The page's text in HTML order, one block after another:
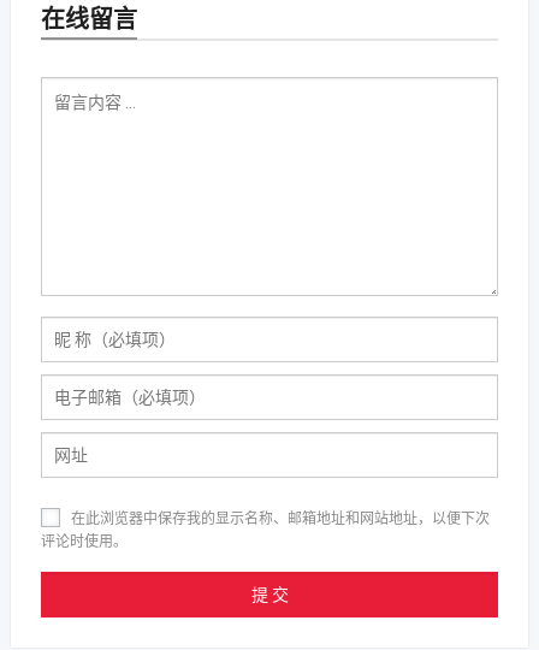
在线留言
在此浏览器中保存我的显示名称、邮箱地址和网站地址，以便下次
评论时使用。